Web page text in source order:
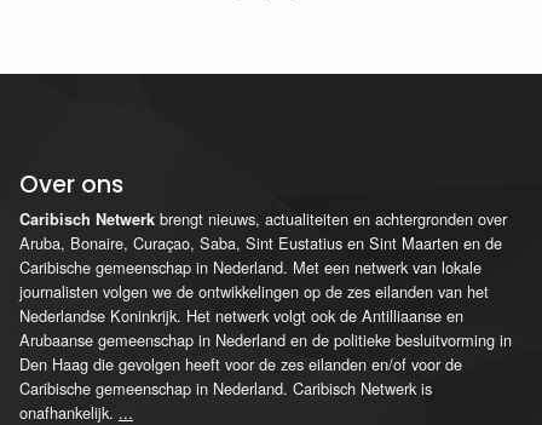
Over ons
Caribisch Netwerk brengt nieuws, actualiteiten en achtergronden over
Aruba, Bonaire, Curaçao, Saba, Sint Eustatius en Sint Maarten en de
Caribische gemeenschap in Nederland. Met een netwerk van lokale
journalisten volgen we de ontwikkelingen op de zes eilanden van het
Nederlandse Koninkrijk. Het netwerk volgt ook de Antilliaanse en
Arubaanse gemeenschap in Nederland en de politieke besluitvorming in
Den Haag die gevolgen heeft voor de zes eilanden en/of voor de
Caribische gemeenschap in Nederland. Caribisch Netwerk is
onafhankelijk. ...